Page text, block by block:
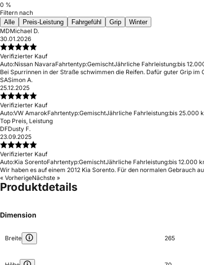
0 %
Filtern nach
Alle
Preis-Leistung Fahrgefühl Grip
Winter
MDMichael D.
30.01.2026
Verifizierter Kauf
Auto:Nissan NavaraFahrtentyp:GemischtJährliche Fahrleistung:bis
Bei Spurrinnen in der Straße schwimmen die Reifen. Dafür guter Grip im
SASimon A.
25.12.2025
Verifizierter Kauf
Auto:VW AmarokFahrtentyp:GemischtJährliche Fahrleistung:bis 25.000
Top Preis, Leistung
DFDusty F.
23.09.2025
Verifizierter Kauf
Auto:Kia SorentoFahrtentyp:GemischtJährliche Fahrleistung:bis 12.000
Wir haben es auf einem 2012 Kia Sorento. Für den normalen Gebrauch
« VorherigeNächste »
Produktdetails
Dimension
Breite 265